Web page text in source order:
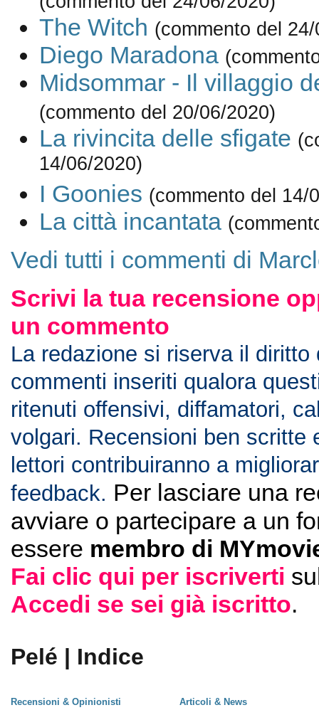
The Witch (commento del
Diego Maradona
Midsommar - Il villaggio
(commento del 20/06/2020)
La rivincita delle sfigate
14/06/2020)
I Goonies (commento del 14/
La città incantata
Vedi tutti i commenti di
Scrivi la tua recensione
un commento
La redazione si riserva il diritto
commenti inseriti qualora
ritenuti offensivi, diffamatori,
volgari. Recensioni ben scritte
lettori contribuiranno a
feedback. Per lasciare una
avviare o partecipare a un
essere membro di
Fai clic qui per iscriverti
Accedi se sei già iscritto.
Pelé | Indice
Recensioni & Opinionisti
Articoli & News